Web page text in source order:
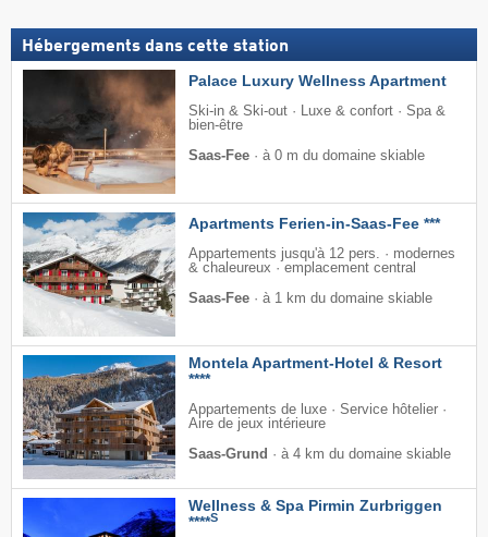
Hébergements dans cette station
Palace Luxury Wellness Apartment
Ski-in & Ski-out · Luxe & confort · Spa &
bien-être
Saas-Fee · à 0 m du domaine skiable
Apartments Ferien-in-Saas-Fee ***
Appartements jusqu'à 12 pers. · modernes
& chaleureux · emplacement central
Saas-Fee · à 1 km du domaine skiable
Montela Apartment-Hotel & Resort
****
Appartements de luxe · Service hôtelier ·
Aire de jeux intérieure
Saas-Grund · à 4 km du domaine skiable
Wellness & Spa Pirmin Zurbriggen
****S